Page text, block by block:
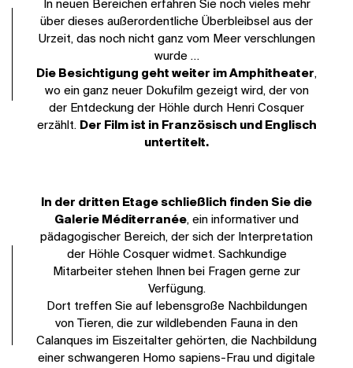
In neuen Bereichen erfahren Sie noch vieles mehr
über dieses außerordentliche Überbleibsel aus der
Urzeit, das noch nicht ganz vom Meer verschlungen
wurde …
Die Besichtigung geht weiter im Amphitheater,
wo ein ganz neuer Dokufilm gezeigt wird, der von
der Entdeckung der Höhle durch Henri Cosquer
erzählt. Der Film ist in Französisch und Englisch
untertitelt.
In der dritten Etage schließlich finden Sie die
Galerie Méditerranée, ein informativer und
pädagogischer Bereich, der sich der Interpretation
der Höhle Cosquer widmet. Sachkundige
Mitarbeiter stehen Ihnen bei Fragen gerne zur
Verfügung.
Dort treffen Sie auf lebensgroße Nachbildungen
von Tieren, die zur wildlebenden Fauna in den
Calanques im Eiszeitalter gehörten, die Nachbildung
einer schwangeren Homo sapiens-Frau und digitale